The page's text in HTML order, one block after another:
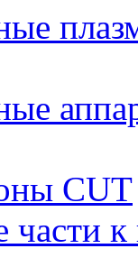
CUT
части